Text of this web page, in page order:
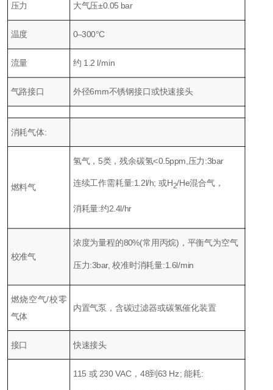
压力 大气压±0.05 bar
温度 0–300°C
流量 约 1.2 l/min
气路接口 外径6mm不锈钢接口或快速接头
消耗气体:
燃料气
氢气，5类，残余碳氢<0.5ppm,压力:3bar
连续工作需耗量:1.2l/h; 或H2/He混合气，
消耗量:约2.4l/hr
校准气
浓度为量程的80%(常用丙烷)，平衡气为空气
压力:3bar, 校准时消耗量:1.6l/min
燃烧空气/校零
气体
内置气泵，含碳过滤器或碳氢催化装置
接口 快速接头
115 或 230 VAC，48到63 Hz; 能耗: